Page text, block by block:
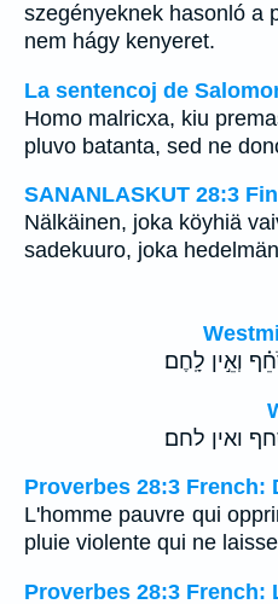
szegényeknek hasonló a
nem hágy kenyeret.
La sentencoj de
Homo malricxa, kiu
pluvo batanta, sed ne
SANANLASKUT 28:3
Nälkäinen, joka köyhiä
sadekuuro, joka
וְאֵ֣ין לָֽחֶם׃
ואין לחם׃
Proverbes 28:3 French:
L'homme pauvre qui
pluie violente qui ne
Proverbes 28:3 French: